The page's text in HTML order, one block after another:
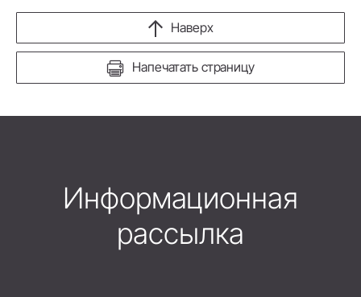
Напечатать страницу
Наверх
Информационная
рассылка